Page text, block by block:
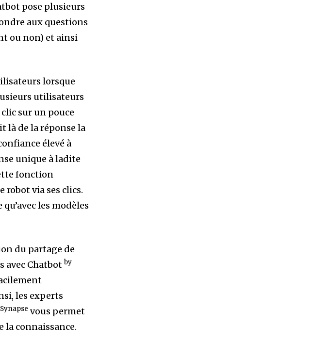
pose plusieurs
aux questions
ou non) et ainsi
lorsque
utilisateurs
sur un pouce
là de la réponse la
élevé à
unique à ladite
fonction
robot via ses clics.
les modèles
du partage de
avec Chatbot by
les experts
vous permet
la connaissance.